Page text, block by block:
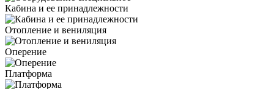
Кабина и ее принадлежности
Отопление и вениляция
Оперение
Платформа